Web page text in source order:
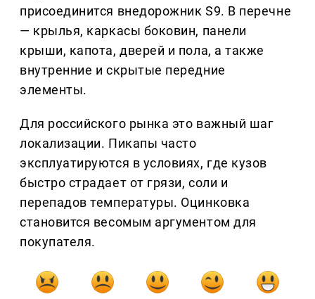
присоединится внедорожник S9. В перечне
— крылья, каркасы боковин, панели
крыши, капота, дверей и пола, а также
внутренние и скрытые передние
элементы.
Для российского рынка это важный шаг
локализации. Пикапы часто
эксплуатируются в условиях, где кузов
быстро страдает от грязи, соли и
перепадов температуры. Оцинковка
становится весомым аргументом для
покупателя.